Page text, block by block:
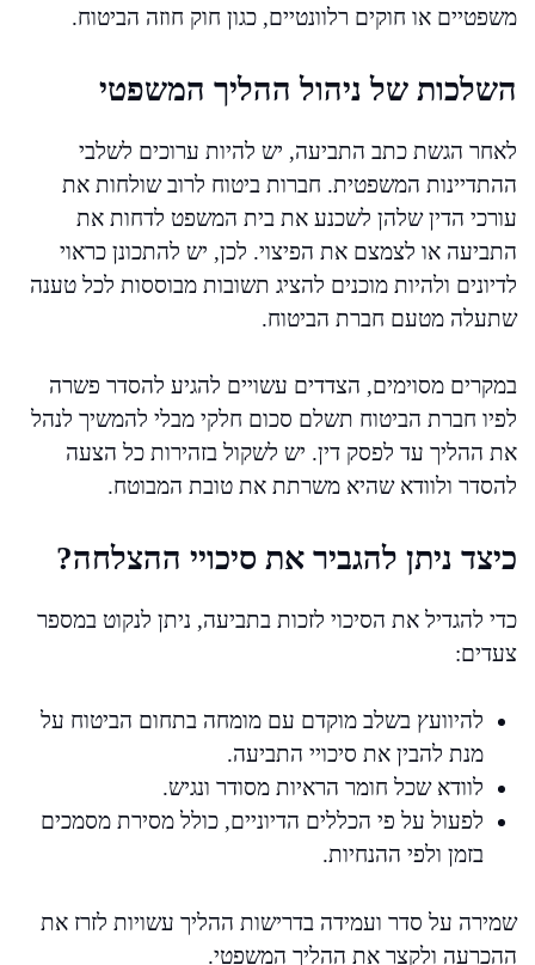
משפטיים או חוקים רלוונטיים, כגון חוק חוזה הביטוח.
השלכות של ניהול ההליך המשפטי
לאחר הגשת כתב התביעה, יש להיות ערוכים לשלבי
ההתדיינות המשפטית. חברות ביטוח לרוב שולחות את
עורכי הדין שלהן לשכנע את בית המשפט לדחות את
התביעה או לצמצם את הפיצוי. לכן, יש להתכונן כראוי
לדיונים ולהיות מוכנים להציג תשובות מבוססות לכל טענה
שתעלה מטעם חברת הביטוח.
במקרים מסוימים, הצדדים עשויים להגיע להסדר פשרה
לפיו חברת הביטוח תשלם סכום חלקי מבלי להמשיך לנהל
את ההליך עד לפסק דין. יש לשקול בזהירות כל הצעה
להסדר ולוודא שהיא משרתת את טובת המבוטח.
כיצד ניתן להגביר את סיכויי ההצלחה?
כדי להגדיל את הסיכוי לזכות בתביעה, ניתן לנקוט במספר
צעדים:
להיוועץ בשלב מוקדם עם מומחה בתחום הביטוח על
מנת להבין את סיכויי התביעה.
לוודא שכל חומר הראיות מסודר ונגיש.
לפעול על פי הכללים הדיוניים, כולל מסירת מסמכים
בזמן ולפי ההנחיות.
שמירה על סדר ועמידה בדרישות ההליך עשויות לזרז את
ההכרעה ולקצר את ההליך המשפטי.